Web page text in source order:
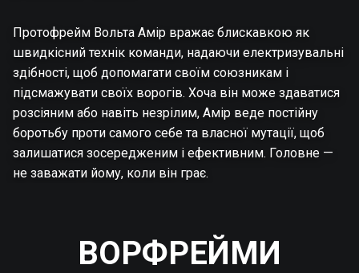
Протофрейм Вольта Амір вражає блискавкою як
швидкісний технік команди, надаючи електризувальні
здібності, щоб допомагати своїм союзникам і
підсмажувати своїх ворогів. Хоча він може здаватися
розсіяним або навіть незрілим, Амір веде постійну
боротьбу проти самого себе та власної мутації, щоб
залишатися зосередженим і ефективним. Головне —
не заважати йому, коли він грає.
ВОРФРЕЙМИ